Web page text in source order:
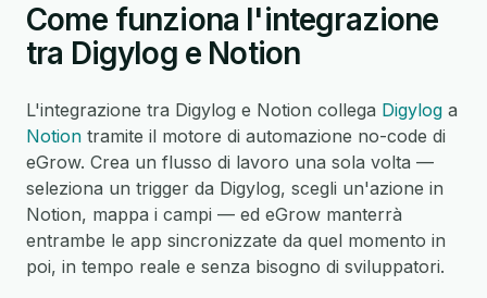
Come funziona l'integrazione
tra Digylog e Notion
L'integrazione tra Digylog e Notion collega Digylog a
Notion tramite il motore di automazione no-code di
eGrow. Crea un flusso di lavoro una sola volta —
seleziona un trigger da Digylog, scegli un'azione in
Notion, mappa i campi — ed eGrow manterrà
entrambe le app sincronizzate da quel momento in
poi, in tempo reale e senza bisogno di sviluppatori.